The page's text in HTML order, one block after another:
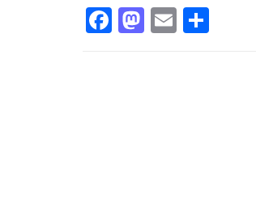
Facebook
Mastodon
Email